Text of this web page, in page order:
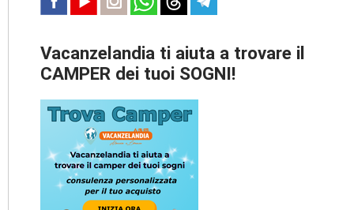
Vacanzelandia ti aiuta a trovare il
CAMPER dei tuoi SOGNI!